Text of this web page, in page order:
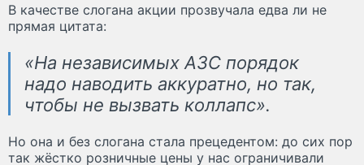
В качестве слогана акции прозвучала едва ли не
прямая цитата:
«На независимых АЗС порядок
надо наводить аккуратно, но так,
чтобы не вызвать коллапс».
Но она и без слогана стала прецедентом: до сих пор
так жёстко розничные цены у нас ограничивали